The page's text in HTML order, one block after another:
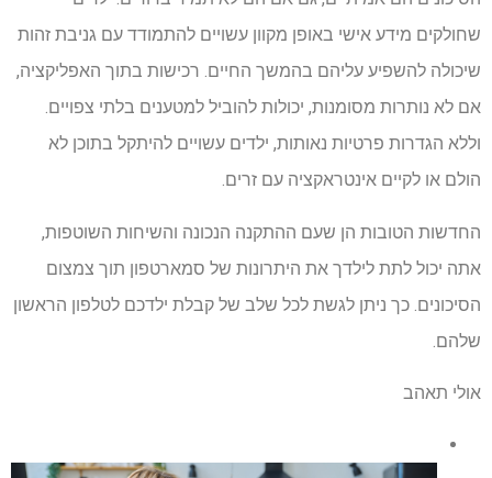
שחולקים מידע אישי באופן מקוון עשויים להתמודד עם גניבת זהות
שיכולה להשפיע עליהם בהמשך החיים. רכישות בתוך האפליקציה,
אם לא נותרות מסומנות, יכולות להוביל למטענים בלתי צפויים.
וללא הגדרות פרטיות נאותות, ילדים עשויים להיתקל בתוכן לא
הולם או לקיים אינטראקציה עם זרים.
החדשות הטובות הן שעם ההתקנה הנכונה והשיחות השוטפות,
אתה יכול לתת לילדך את היתרונות של סמארטפון תוך צמצום
הסיכונים. כך ניתן לגשת לכל שלב של קבלת ילדכם לטלפון הראשון
שלהם.
אולי תאהב